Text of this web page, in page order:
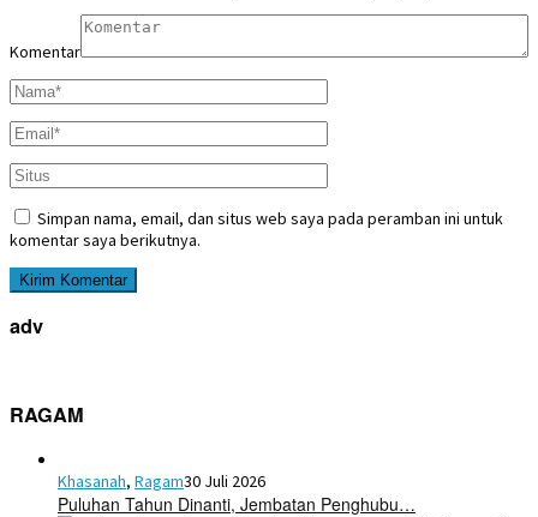
Komentar
Simpan nama, email, dan situs web saya pada peramban ini untuk
komentar saya berikutnya.
adv
RAGAM
Khasanah, Ragam30 Juli 2026
Puluhan Tahun Dinanti, Jembatan Penghubu…